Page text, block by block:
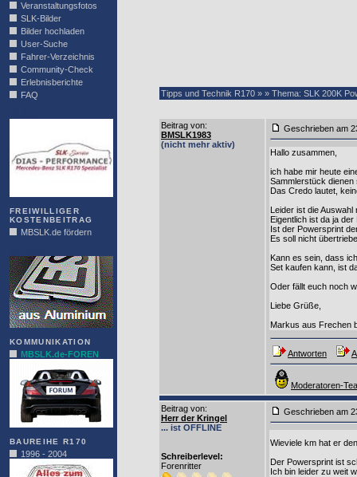
Veranstaltungsfotos
SLK-Bilder
Bilder hochladen
User-Suche
Fahrer-Verzeichnis
Community-Check
Erlebnisberichte
FAQ
FREIWILLIGER
KOSTENBEITRAG
MBSLK.de fördern
KOMMUNIKATION
MBSLK.de-FOREN
BAUREIHE R170
1996 - 2004
Tipps und Technik R170 » » Thema: SLK 200K
Beitrag von:
BMSLK1983
(nicht mehr aktiv)
Geschrieben am
Hallo zusammen,
ich habe mir heute
Sammlerstück dienen
Das Credo lautet,
Leider ist die
Eigentlich ist da ja
Ist der Powersprint
Es soll nicht
Kann es sein, dass
Set kaufen kann, ist
Oder fällt euch noch
Liebe Grüße,
Markus aus Frechen
Antworten
Moderatoren-
Beitrag von:
Herr der Kringel
... ist OFFLINE
Schreiberlevel:
Forenritter
Geschrieben am
Wieviele km hat er
Der Powersprint ist
Ich bin leider zu weit